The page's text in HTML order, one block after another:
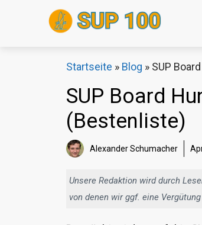
Startseite » Blog » SUP
SUP Board
(Bestenliste)
Alexander Schumacher
Unsere Redaktion wird durch
von denen wir ggf. eine